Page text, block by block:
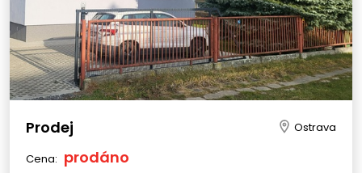
Prodej Ostrava
Cena: prodáno